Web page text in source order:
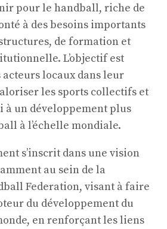
pour le handball, riche de
à des besoins importants
de formation et
L’objectif est
acteurs locaux dans leur
les sports collectifs et
à un développement plus
à l’échelle mondiale.
s’inscrit dans une vision
au sein de la
Federation, visant à faire
du développement du
en renforçant les liens